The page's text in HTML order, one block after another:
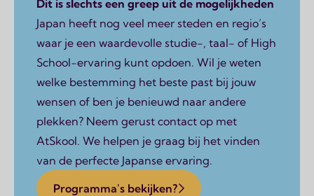
Dit is slechts een greep uit de mogelijkheden
Japan heeft nog veel meer steden en regio’s
waar je een waardevolle studie-, taal- of High
School-ervaring kunt opdoen. Wil je weten
welke bestemming het beste past bij jouw
wensen of ben je benieuwd naar andere
plekken? Neem gerust contact op met
AtSkool. We helpen je graag bij het vinden
van de perfecte Japanse ervaring.
Programma's bekijken?